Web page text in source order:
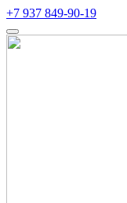
+7 937 849-90-19